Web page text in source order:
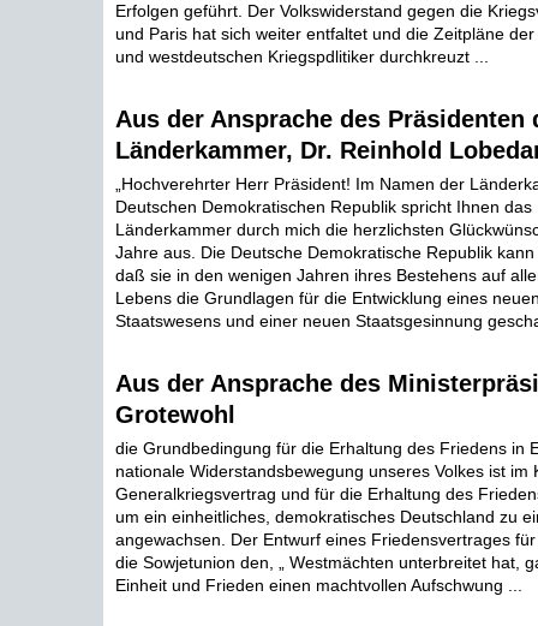
Erfolgen geführt. Der Volkswiderstand gegen die
und Paris hat sich weiter entfaltet und die Zeitpläne
und westdeutschen Kriegspdlitiker durchkreuzt ...
Aus der Ansprache des Präsidenten
Länderkammer, Dr. Reinhold
„Hochverehrter Herr Präsident! Im Namen der
Deutschen Demokratischen Republik spricht Ihnen das
Länderkammer durch mich die herzlichsten
Jahre aus. Die Deutsche Demokratische Republik
daß sie in den wenigen Jahren ihres Bestehens auf
Lebens die Grundlagen für die Entwicklung eines
Staatswesens und einer neuen Staatsgesinnung
Aus der Ansprache des
Grotewohl
die Grundbedingung für die Erhaltung des Friedens in
nationale Widerstandsbewegung unseres Volkes ist im
Generalkriegsvertrag und für die Erhaltung des
um ein einheitliches, demokratisches Deutschland zu
angewachsen. Der Entwurf eines Friedensvertrages
die Sowjetunion den, „ Westmächten unterbreitet hat,
Einheit und Frieden einen machtvollen Aufschwung ...